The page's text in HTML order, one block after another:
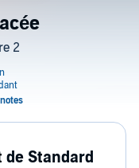
2
Standard